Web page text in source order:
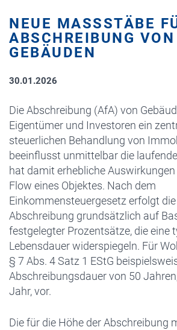
NEUE MASSSTÄBE
BSCHREIBUNG VON G
EBÄUDEN
30.01.2026
Die Abschreibung (AfA) von
Eigentümer und Investoren ein
steuerlichen Behandlung von
beeinflusst unmittelbar die
hat damit erhebliche
Flow eines Objektes. Nach dem
Einkommensteuergesetz erfolgt
Abschreibung grundsätzlich auf
festgelegter Prozentsätze, die eine
Lebensdauer widerspiegeln. Für
§ 7 Abs. 4 Satz 1 EStG
Abschreibungsdauer von 50
Jahr, vor.
Die für die Höhe der Abschreibung